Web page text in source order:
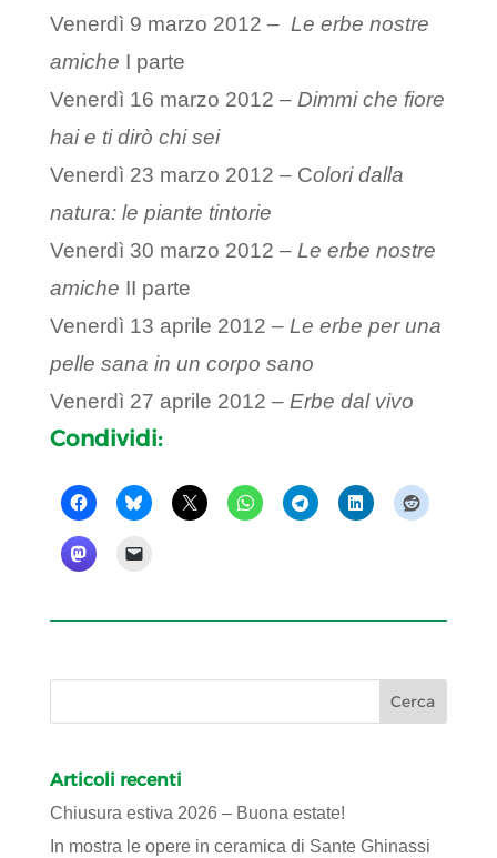
Venerdì 9 marzo 2012 – Le erbe nostre
amiche I parte
Venerdì 16 marzo 2012 – Dimmi che fiore
hai e ti dirò chi sei
Venerdì 23 marzo 2012 – Colori dalla
natura: le piante tintorie
Venerdì 30 marzo 2012 – Le erbe nostre
amiche II parte
Venerdì 13 aprile 2012 – Le erbe per una
pelle sana in un corpo sano
Venerdì 27 aprile 2012 – Erbe dal vivo
Condividi:
Articoli recenti
Chiusura estiva 2026 – Buona estate!
In mostra le opere in ceramica di Sante Ghinassi